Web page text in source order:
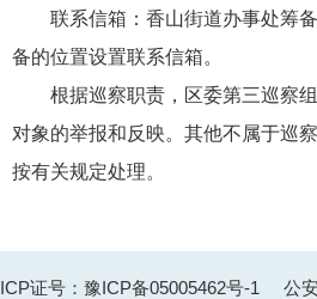
联系信箱：香山街道办事处筹
备的位置设置联系信箱。
根据巡察职责，区委第三巡察
对象的举报和反映。其他不属于巡
按有关规定处理。
ICP证号：豫ICP备05005462号-1 公安